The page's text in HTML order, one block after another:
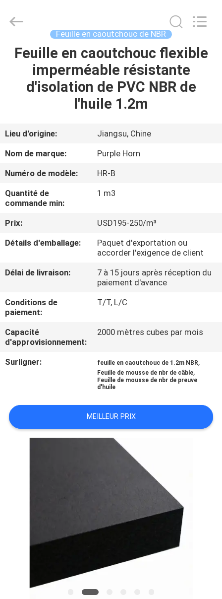
MAISON
PRODUITS
SUJET
DE
NOUS
VISITE
D'USINE
CONTRÔLE
QUALITÉ
CONTACTEZ-
NOUS
BLOGS
UNE
CITATION
POLICY
Commerce
Reserved.
Feuille en caoutchouc de NBR
Feuille en caoutchouc flexible
imperméable résistante
d'isolation de PVC NBR de
l'huile 1.2m
Lieu d'origine:
Jiangsu, Chine
Nom de marque:
Purple Horn
Numéro de modèle:
HR-B
Quantité de
commande min:
1 m3
Prix:
USD195-250/m³
Détails d'emballage:
Paquet d'exportation ou
accorder l'exigence de client
Délai de livraison:
7 à 15 jours après réception du
paiement d'avance
Conditions de
paiement:
T/T, L/C
Capacité
d'approvisionnement:
2000 mètres cubes par mois
Surligner: feuille en caoutchouc de 1.2m NBR,
Feuille de mousse de nbr de câble,
Feuille de mousse de nbr de preuve
d'huile
MEILLEUR PRIX